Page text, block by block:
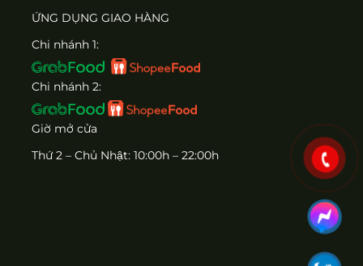
ỨNG DỤNG GIAO HÀNG
Chi nhánh 1:
Chi nhánh 2:
Giờ mở cửa
Thứ 2 – Chủ Nhật: 10:00h – 22:00h